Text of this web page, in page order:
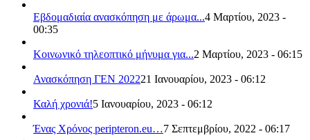
Εβδομαδιαία ανασκόπηση με άρωμα...4 Μαρτίου, 2023 -
00:35
Κοινωνικό τηλεοπτικό μήνυμα για...2 Μαρτίου, 2023 - 06:15
Ανασκόπηση ΓΕΝ 202221 Ιανουαρίου, 2023 - 06:12
Καλή χρονιά!5 Ιανουαρίου, 2023 - 06:12
Ένας Χρόνος peripteron.eu…7 Σεπτεμβρίου, 2022 - 06:17